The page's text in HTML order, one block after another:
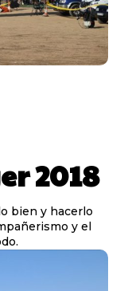
2018
bien y hacerlo
y el